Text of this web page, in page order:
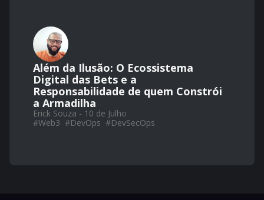
Além da Ilusão: O Ecossistema
Digital das Bets e a
Responsabilidade de quem Constrói
a Armadilha
Erick Souza - 10 de Julho
#Web3 #DevOps #DevSecOps